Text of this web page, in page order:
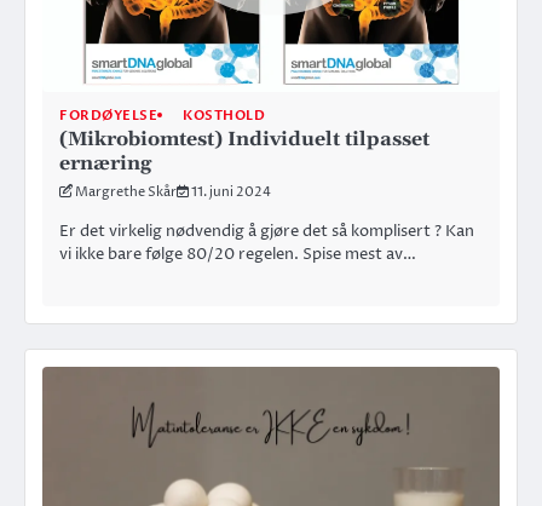
FORDØYELSE KOSTHOLD
(Mikrobiomtest) Individuelt tilpasset
ernæring
Margrethe Skår 11. juni 2024
Er det virkelig nødvendig å gjøre det så komplisert ? Kan
vi ikke bare følge 80/20 regelen. Spise mest av…